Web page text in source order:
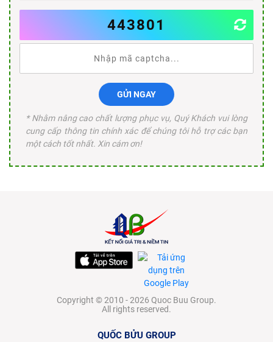
443801
GỬI NGAY
* Nhằm nâng cao chất lượng phục vụ, Quý Khách vui lòng
cung cấp thông tin chính xác để chúng tôi hỗ trợ các bạn
một cách tốt nhất. Xin cám ơn!
Copyright © 2010 - 2026 Quoc Buu Group.
All rights reserved.
QUỐC BỬU GROUP